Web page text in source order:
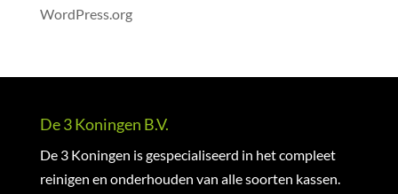
WordPress.org
De 3 Koningen B.V.
De 3 Koningen is gespecialiseerd in het compleet
reinigen en onderhouden van alle soorten kassen.